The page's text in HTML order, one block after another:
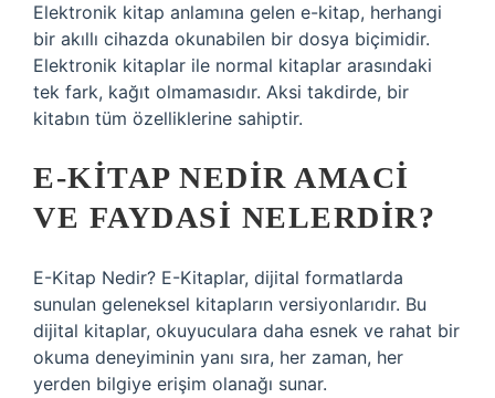
Elektronik kitap anlamına gelen e-kitap, herhangi
bir akıllı cihazda okunabilen bir dosya biçimidir.
Elektronik kitaplar ile normal kitaplar arasındaki
tek fark, kağıt olmamasıdır. Aksi takdirde, bir
kitabın tüm özelliklerine sahiptir.
E-KITAP NEDIR AMACI
VE FAYDASI NELERDIR?
E-Kitap Nedir? E-Kitaplar, dijital formatlarda
sunulan geleneksel kitapların versiyonlarıdır. Bu
dijital kitaplar, okuyuculara daha esnek ve rahat bir
okuma deneyiminin yanı sıra, her zaman, her
yerden bilgiye erişim olanağı sunar.